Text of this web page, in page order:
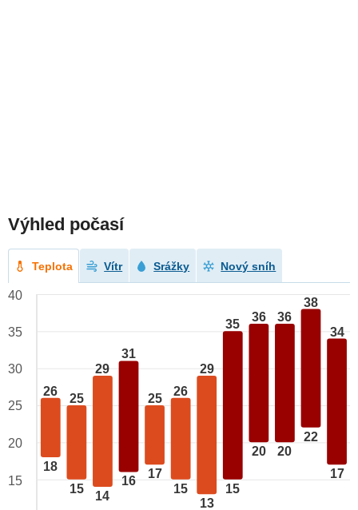
Výhled počasí
Teplota Vítr Srážky Nový sníh
26
18
25
15
29
14
31
16
25
17
26
15
29
13
35
15
36
20
36
20
38
22
34
17
40
35
30
25
20
15